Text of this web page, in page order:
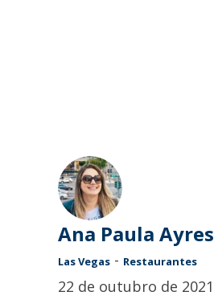
Ana Paula Ayres
Las Vegas - Restaurantes
22 de outubro de 2021